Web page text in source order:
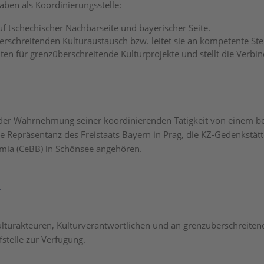
als Koordinierungsstelle:
Nachbarseite und bayerischer Seite.
Kulturaustausch bzw. leitet sie an kompetente
für grenzüberschreitende Kulturprojekte und stellt die
Wahrnehmung seiner koordinierenden Tätigkeit von einem
des Freistaats Bayern in Prag, die KZ-
(CeBB) in Schönsee angehören.
Kulturverantwortlichen und an
zur Verfügung.